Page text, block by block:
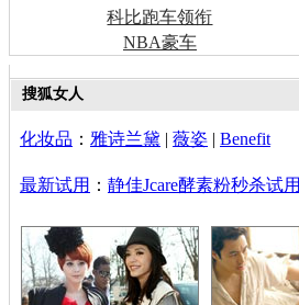
科比跑车领衔
NBA豪车
搜狐女人
化妆品 ： 雅诗兰黛 | 薇姿 | Benefit
最新试用 ： 静佳Jcare酵素粉秒杀试用